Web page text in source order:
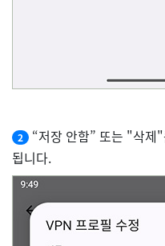
2
“저장 안함” 또는 "삭제
됩니다.